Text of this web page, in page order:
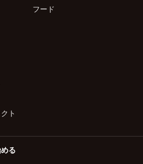
フード
ト
る